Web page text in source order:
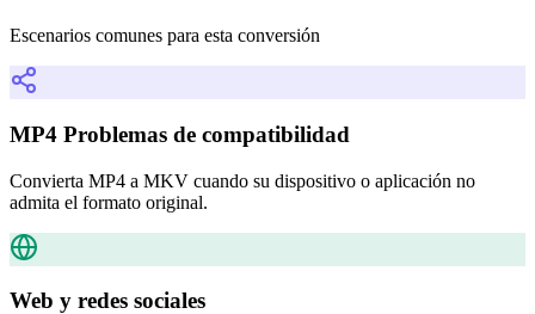
Escenarios comunes para esta conversión
MP4 Problemas de compatibilidad
Convierta MP4 a MKV cuando su dispositivo o aplicación no
admita el formato original.
Web y redes sociales